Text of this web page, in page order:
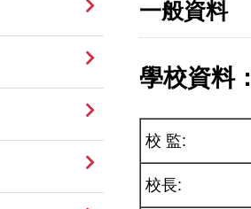
一般資料
學校資料：
校 監:
校長: